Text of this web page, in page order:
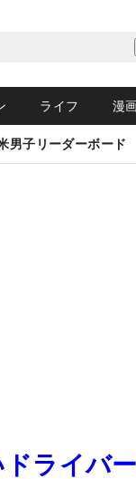
ライフ 漫
子リーダーボード
ライバ